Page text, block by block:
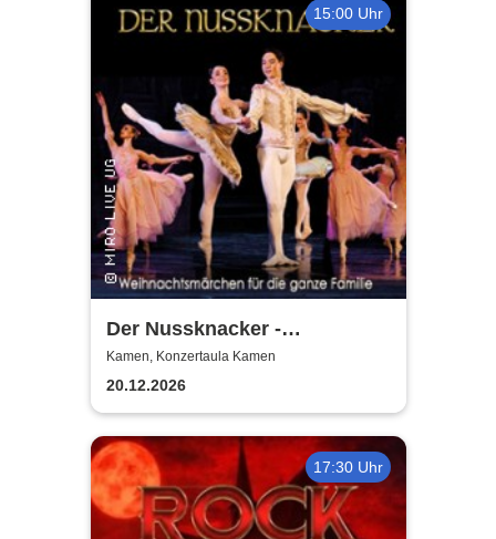
15:00 Uhr
Der Nussknacker -
Zauberhaftes
Weihnachtsballett für Jung
und Alt
Kamen, Konzertaula Kamen
20.12.2026
17:30 Uhr